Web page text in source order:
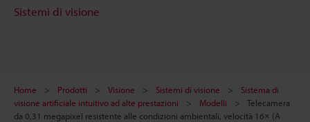
Sistemi di visione
Home Prodotti Visione Sistemi di visione
Sistema di
visione artificiale intuitivo ad alte prestazioni
Modelli
Telecamera
da 0,31 megapixel resistente alle condizioni ambientali, velocità 16× (A